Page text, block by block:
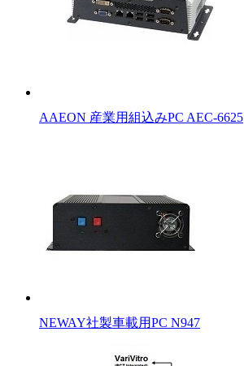
AAEON 産業用組込みPC AEC-6625
NEWAY社製車載用PC N947